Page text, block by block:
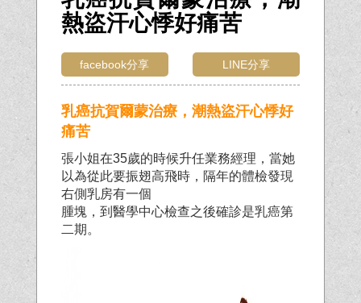
熱盜汗心悸好痛苦
facebook分享 LINE分享
乳癌抗賀爾蒙治療，潮熱盜汗心悸好
痛苦
張小姐在35歲的時候升任業務經理，當她
以為從此要振翅高飛時，隔年的體檢發現
右側乳房有一個
腫塊，到醫學中心檢查之後確診是乳癌第
二期。